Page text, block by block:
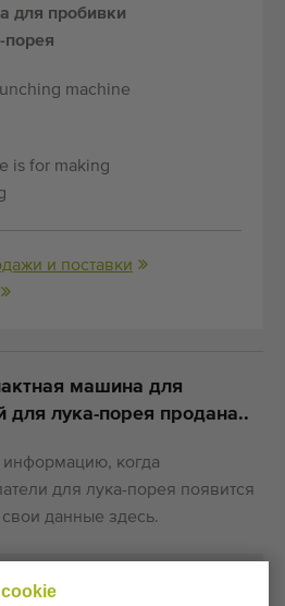
для пробивки
порея
machine
is for making
и поставки
машина для
для лука-порея продана..
информацию, когда
для лука-порея появится
данные здесь.
файлов cookie